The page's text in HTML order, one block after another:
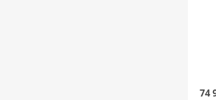
74